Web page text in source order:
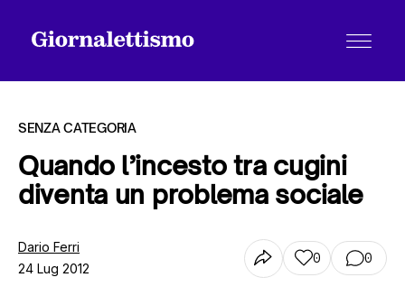
Tutti gli articoli
Chi siamo
SENZA CATEGORIA
Quando l’incesto tra cugini
diventa un problema sociale
Dario Ferri
24 Lug 2012
0 0